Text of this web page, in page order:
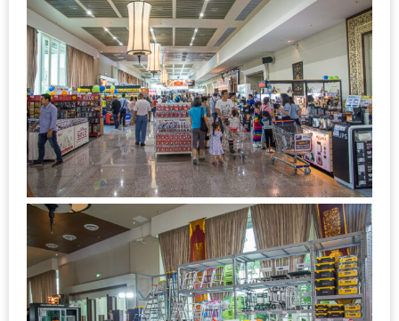
งาน
เดียว
ทั้ง
ช้อป
กิน
เที่ยว
พร้อม
โปร
โม
ชั่น
สำหรับ
คน
รัก